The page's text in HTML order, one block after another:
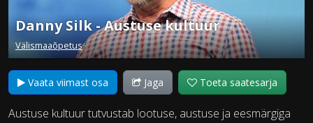
Danny Silk - Austuse kultuur
Välismaaõpetus
Vaata viimast osa Jaga Toeta saatesarja
Austuse kultuur tutvustab lootuse, austuse ja eesmärgiga